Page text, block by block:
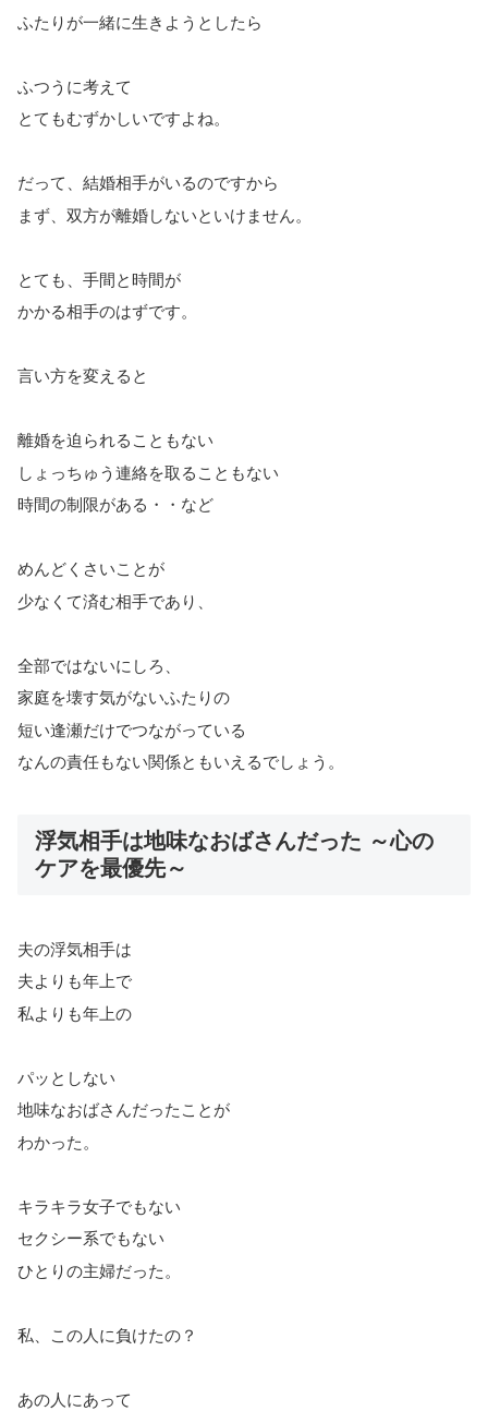
ふたりが一緒に生きようとしたら
ふつうに考えて
とてもむずかしいですよね。
だって、結婚相手がいるのですから
まず、双方が離婚しないといけません。
とても、手間と時間が
かかる相手のはずです。
言い方を変えると
離婚を迫られることもない
しょっちゅう連絡を取ることもない
時間の制限がある・・など
めんどくさいことが
少なくて済む相手であり、
全部ではないにしろ、
家庭を壊す気がないふたりの
短い逢瀬だけでつながっている
なんの責任もない関係ともいえるでしょう。
浮気相手は地味なおばさんだった ～心の
ケアを最優先～
夫の浮気相手は
夫よりも年上で
私よりも年上の
パッとしない
地味なおばさんだったことが
わかった。
キラキラ女子でもない
セクシー系でもない
ひとりの主婦だった。
私、この人に負けたの？
あの人にあって